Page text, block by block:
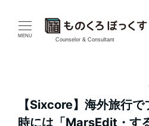
MENU
Counselor & Consultant
【Sixcore】海外旅行
時には「MarsEdit・す